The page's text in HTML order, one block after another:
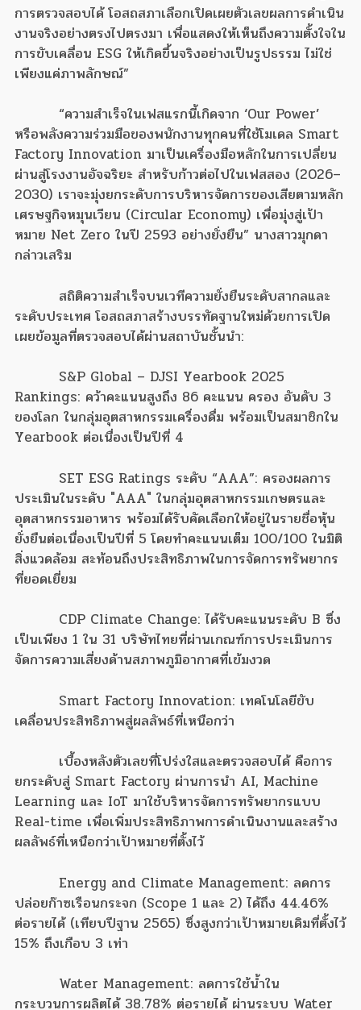
การตรวจสอบได้ โอสถสภาเลือกเปิดเผยตัวเลขผลการดำเนิน
งานจริงอย่างตรงไปตรงมา เพื่อแสดงให้เห็นถึงความตั้งใจใน
การขับเคลื่อน ESG ให้เกิดขึ้นจริงอย่างเป็นรูปธรรม ไม่ใช่
เพียงแค่ภาพลักษณ์”
“ความสำเร็จในเฟสแรกนี้เกิดจาก ‘Our Power’
หรือพลังความร่วมมือของพนักงานทุกคนที่ใช้โมเดล Smart
Factory Innovation มาเป็นเครื่องมือหลักในการเปลี่ยน
ผ่านสู่โรงงานอัจฉริยะ สำหรับก้าวต่อไปในเฟสสอง (2026–
2030) เราจะมุ่งยกระดับการบริหารจัดการของเสียตามหลัก
เศรษฐกิจหมุนเวียน (Circular Economy) เพื่อมุ่งสู่เป้า
หมาย Net Zero ในปี 2593 อย่างยั่งยืน” นางสาวมุกดา
กล่าวเสริม
สถิติความสำเร็จบนเวทีความยั่งยืนระดับสากลและ
ระดับประเทศ โอสถสภาสร้างบรรทัดฐานใหม่ด้วยการเปิด
เผยข้อมูลที่ตรวจสอบได้ผ่านสถาบันชั้นนำ:
S&P Global – DJSI Yearbook 2025
Rankings: คว้าคะแนนสูงถึง 86 คะแนน ครอง อันดับ 3
ของโลก ในกลุ่มอุตสาหกรรมเครื่องดื่ม พร้อมเป็นสมาชิกใน
Yearbook ต่อเนื่องเป็นปีที่ 4
SET ESG Ratings ระดับ “AAA”: ครองผลการ
ประเมินในระดับ "AAA" ในกลุ่มอุตสาหกรรมเกษตรและ
อุตสาหกรรมอาหาร พร้อมได้รับคัดเลือกให้อยู่ในรายชื่อหุ้น
ยั่งยืนต่อเนื่องเป็นปีที่ 5 โดยทำคะแนนเต็ม 100/100 ในมิติ
สิ่งแวดล้อม สะท้อนถึงประสิทธิภาพในการจัดการทรัพยากร
ที่ยอดเยี่ยม
CDP Climate Change: ได้รับคะแนนระดับ B ซึ่ง
เป็นเพียง 1 ใน 31 บริษัทไทยที่ผ่านเกณฑ์การประเมินการ
จัดการความเสี่ยงด้านสภาพภูมิอากาศที่เข้มงวด
Smart Factory Innovation: เทคโนโลยีขับ
เคลื่อนประสิทธิภาพสู่ผลลัพธ์ที่เหนือกว่า
เบื้องหลังตัวเลขที่โปร่งใสและตรวจสอบได้ คือการ
ยกระดับสู่ Smart Factory ผ่านการนำ AI, Machine
Learning และ IoT มาใช้บริหารจัดการทรัพยากรแบบ
Real-time เพื่อเพิ่มประสิทธิภาพการดำเนินงานและสร้าง
ผลลัพธ์ที่เหนือกว่าเป้าหมายที่ตั้งไว้
Energy and Climate Management: ลดการ
ปล่อยก๊าซเรือนกระจก (Scope 1 และ 2) ได้ถึง 44.46%
ต่อรายได้ (เทียบปีฐาน 2565) ซึ่งสูงกว่าเป้าหมายเดิมที่ตั้งไว้
15% ถึงเกือบ 3 เท่า
Water Management: ลดการใช้น้ำใน
กระบวนการผลิตได้ 38.78% ต่อรายได้ ผ่านระบบ Water